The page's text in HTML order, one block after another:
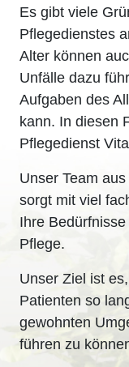
Es gibt viele
Pflegedienstes
Alter können
Unfälle dazu
Aufgaben des
kann. In diesen
Pflegedienst
Unser Team
sorgt mit viel
Ihre
Pflege.
Unser Ziel ist
Patienten so
gewohnten
führen zu